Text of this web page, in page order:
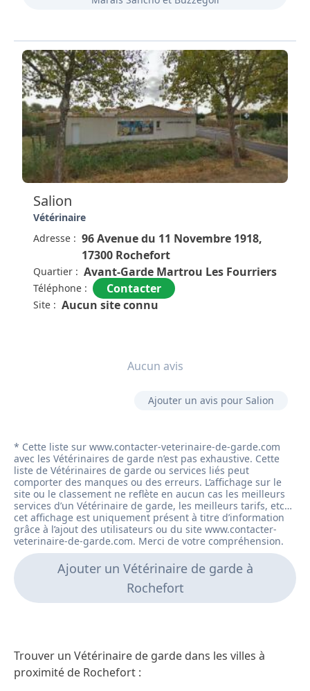
Salion
Vétérinaire
Adresse : 96 Avenue du 11 Novembre 1918,
17300 Rochefort
Quartier : Avant-Garde Martrou Les Fourriers
Téléphone : Contacter
Site : Aucun site connu
Aucun avis
Ajouter un avis pour Salion
Ajouter un Vétérinaire de garde à
Rochefort
Trouver un Vétérinaire de garde dans les villes à
proximité de Rochefort :